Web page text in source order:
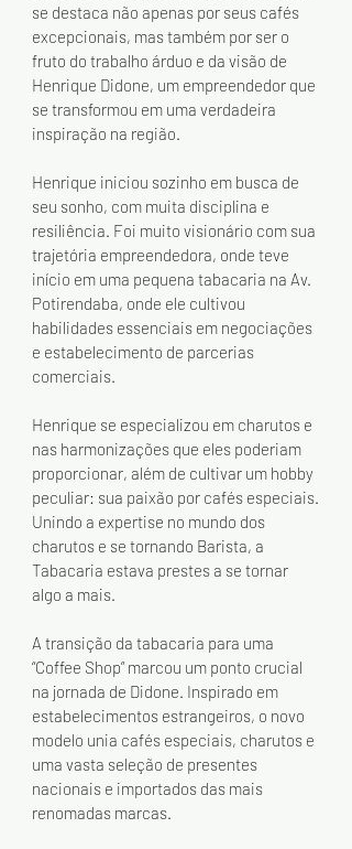
se destaca não apenas por seus cafés
excepcionais, mas também por ser o
fruto do trabalho árduo e da visão de
Henrique Didone, um empreendedor que
se transformou em uma verdadeira
inspiração na região.
Henrique iniciou sozinho em busca de
seu sonho, com muita disciplina e
resiliência. Foi muito visionário com sua
trajetória empreendedora, onde teve
início em uma pequena tabacaria na Av.
Potirendaba, onde ele cultivou
habilidades essenciais em negociações
e estabelecimento de parcerias
comerciais.
Henrique se especializou em charutos e
nas harmonizações que eles poderiam
proporcionar, além de cultivar um hobby
peculiar: sua paixão por cafés especiais.
Unindo a expertise no mundo dos
charutos e se tornando Barista, a
Tabacaria estava prestes a se tornar
algo a mais.
A transição da tabacaria para uma
“Coffee Shop” marcou um ponto crucial
na jornada de Didone. Inspirado em
estabelecimentos estrangeiros, o novo
modelo unia cafés especiais, charutos e
uma vasta seleção de presentes
nacionais e importados das mais
renomadas marcas.